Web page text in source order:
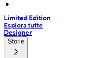
•
Limited Edition
Esplora tutte
Designer
Storie